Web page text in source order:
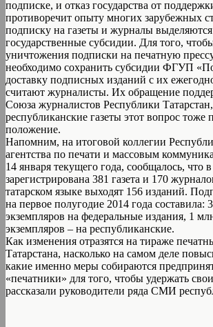
подписке, и отказ государства от
противоречит опыту многих зарубежных
подписку на газеты и журналы
государственные субсидии. Для того,
уничтожения подписки на печатную
необходимо сохранить субсидии ФГУП
доставку подписных изданий с их
считают журналисты. Их обращение
Союза журналистов Республики
республиканские газеты этот вопрос тоже
положение.
Напомним, на итоговой коллегии
агентства по печати и массовым
14 января текущего года, сообщалось, что
зарегистрирована 381 газета и 170
татарском языке выходят 156 изданий.
на первое полугодие 2014 года составила:
экземпляров на федеральные издания, 1
экземпляров – на республиканские.
Как изменения отразятся на тираже
Татарстана, насколько на самом деле
какие именно меры собираются
«печатники» для того, чтобы удержать
рассказали руководители ряда СМИ